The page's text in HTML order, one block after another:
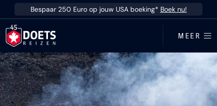
Ga direct naar inhoud
Bespaar 250 Euro op jouw USA boeking* Boek nu!
MEER